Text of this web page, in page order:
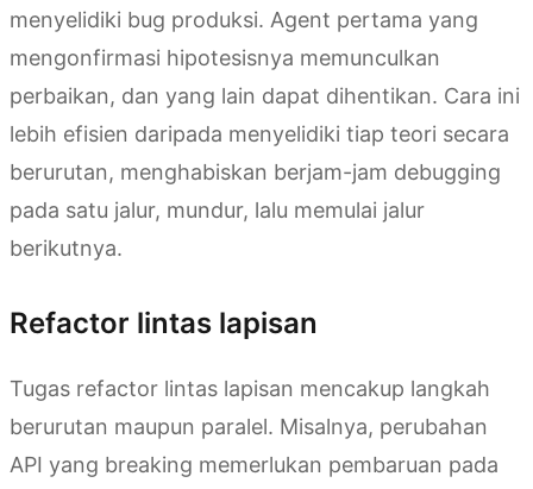
menyelidiki bug produksi. Agent pertama yang
mengonfirmasi hipotesisnya memunculkan
perbaikan, dan yang lain dapat dihentikan. Cara ini
lebih efisien daripada menyelidiki tiap teori secara
berurutan, menghabiskan berjam-jam debugging
pada satu jalur, mundur, lalu memulai jalur
berikutnya.
Refactor lintas lapisan
Tugas refactor lintas lapisan mencakup langkah
berurutan maupun paralel. Misalnya, perubahan
API yang breaking memerlukan pembaruan pada